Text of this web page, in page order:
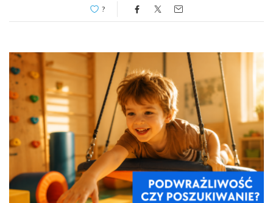
kompetencji […]
?